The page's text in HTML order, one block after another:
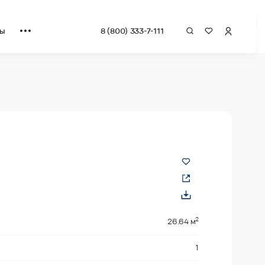
8 (800) 333-7-111
26.64 м2
1